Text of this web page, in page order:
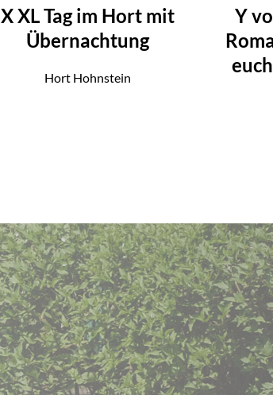
X XL Tag im Hort mit
Übernachtung
Hort Hohnstein
Y